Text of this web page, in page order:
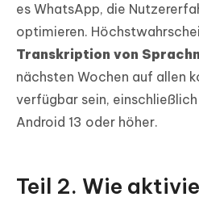
es WhatsApp, die
optimieren.
Transkription von
nächsten Wochen auf allen
verfügbar sein, einschließlich
Android 13 oder höher.
Teil 2. Wie